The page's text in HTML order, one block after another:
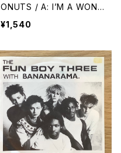
ONUTS / A: I’M A WOND
ERFUL THING / B: TABLE
MANNERS
¥1,540